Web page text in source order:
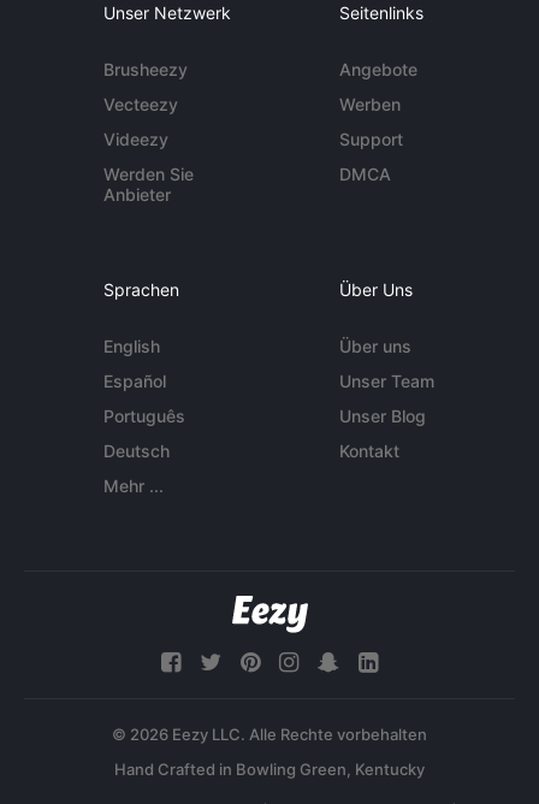
Unser Netzwerk
Brusheezy
Vecteezy
Videezy
Werden Sie
Anbieter
Seitenlinks
Angebote
Werben
Support
DMCA
Sprachen
English
Español
Português
Deutsch
Mehr ...
Über Uns
Über uns
Unser Team
Unser Blog
Kontakt
© 2026 Eezy LLC. Alle Rechte vorbehalten